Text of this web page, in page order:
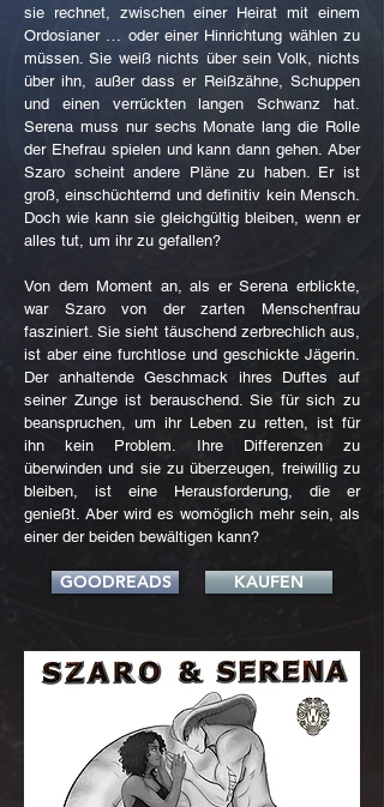
sie rechnet, zwischen einer Heirat mit einem
Ordosianer … oder einer Hinrichtung wählen zu
müssen. Sie weiß nichts über sein Volk, nichts
über ihn, außer dass er Reißzähne, Schuppen
und einen verrückten langen Schwanz hat.
Serena muss nur sechs Monate lang die Rolle
der Ehefrau spielen und kann dann gehen. Aber
Szaro scheint andere Pläne zu haben. Er ist
groß, einschüchternd und definitiv kein Mensch.
Doch wie kann sie gleichgültig bleiben, wenn er
alles tut, um ihr zu gefallen?
Von dem Moment an, als er Serena erblickte,
war Szaro von der zarten Menschenfrau
fasziniert. Sie sieht täuschend zerbrechlich aus,
ist aber eine furchtlose und geschickte Jägerin.
Der anhaltende Geschmack ihres Duftes auf
seiner Zunge ist berauschend. Sie für sich zu
beanspruchen, um ihr Leben zu retten, ist für
ihn kein Problem. Ihre Differenzen zu
überwinden und sie zu überzeugen, freiwillig zu
bleiben, ist eine Herausforderung, die er
genießt. Aber wird es womöglich mehr sein, als
einer der beiden bewältigen kann?
GOODREADS KAUFEN